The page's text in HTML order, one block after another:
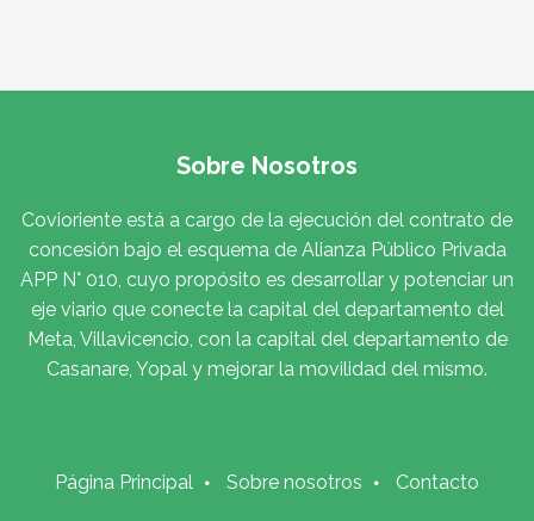
Sobre Nosotros
Covioriente está a cargo de la ejecución del contrato de
concesión bajo el esquema de Alianza Público Privada
APP N° 010, cuyo propósito es desarrollar y potenciar un
eje viario que conecte la capital del departamento del
Meta, Villavicencio, con la capital del departamento de
Casanare, Yopal y mejorar la movilidad del mismo.
Página Principal Sobre nosotros Contacto